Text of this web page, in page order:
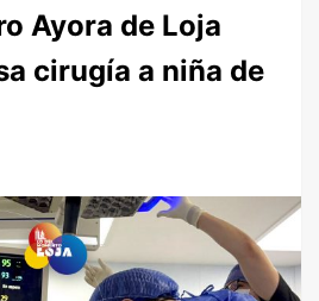
Ayora de Loja
cirugía a niña de